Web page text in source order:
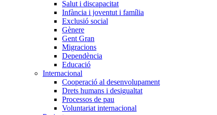
Salut i discapacitat
Infància i joventut i família
Exclusió social
Gènere
Gent Gran
Migracions
Dependència
Educació
Internacional
Cooperació al desenvolupament
Drets humans i desigualtat
Processos de pau
Voluntariat internacional